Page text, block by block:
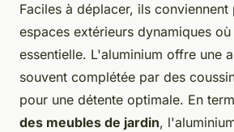
Faciles à déplacer, ils conviennent
espaces extérieurs dynamiques
essentielle. L'aluminium offre une
souvent complétée par des
pour une détente optimale. En
des meubles de jardin,